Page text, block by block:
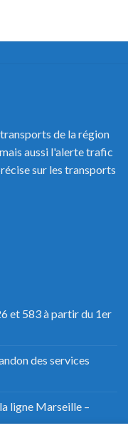
de la région
aussi l'alerte trafic
sur les transports
et 583 à partir du 1er
des services
ligne Marseille –